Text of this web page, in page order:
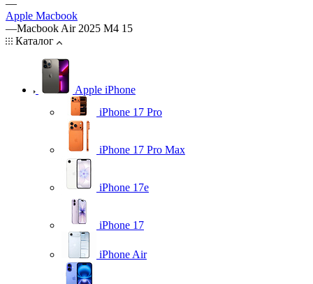
—
Apple Macbook
—Macbook Air 2025 M4 15
Каталог
Apple iPhone
iPhone 17 Pro
iPhone 17 Pro Max
iPhone 17e
iPhone 17
iPhone Air